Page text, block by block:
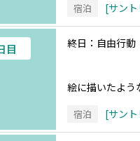
宿泊 サン
目 終日：自由行動
絵に描いたよう
宿泊 サン